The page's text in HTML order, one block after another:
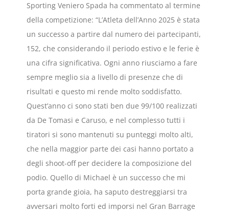
Sporting Veniero Spada ha commentato al termine
della competizione: “L’Atleta dell’Anno 2025 è stata
un successo a partire dal numero dei partecipanti,
152, che considerando il periodo estivo e le ferie è
una cifra significativa. Ogni anno riusciamo a fare
sempre meglio sia a livello di presenze che di
risultati e questo mi rende molto soddisfatto.
Quest’anno ci sono stati ben due 99/100 realizzati
da De Tomasi e Caruso, e nel complesso tutti i
tiratori si sono mantenuti su punteggi molto alti,
che nella maggior parte dei casi hanno portato a
degli shoot-off per decidere la composizione del
podio. Quello di Michael è un successo che mi
porta grande gioia, ha saputo destreggiarsi tra
avversari molto forti ed imporsi nel Gran Barrage